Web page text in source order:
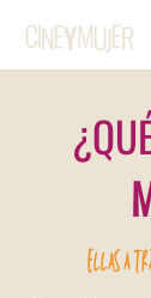
Ellas a